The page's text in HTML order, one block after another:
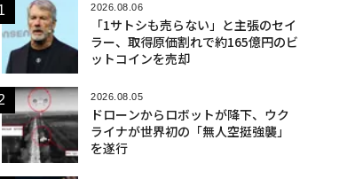
2026.08.06
「1サトシも売らない」と主張のセイ
ラー、取得原価割れで約165億円のビ
ットコインを売却
2026.08.05
ドローンからロボットが降下、ウク
ライナが世界初の「無人空挺強襲」
を遂行